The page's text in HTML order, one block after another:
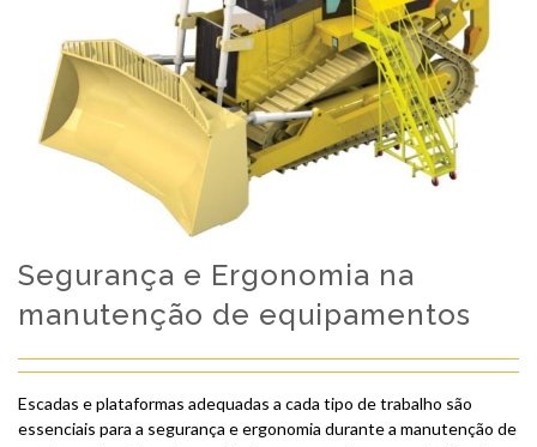
Segurança e Ergonomia na
manutenção de equipamentos
Escadas e plataformas adequadas a cada tipo de trabalho são
essenciais para a segurança e ergonomia durante a manutenção de